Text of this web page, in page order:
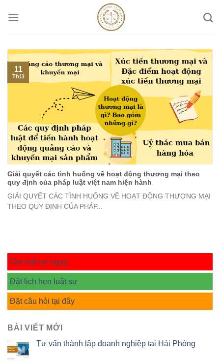
Giải quyết các tình huống về hoạt động thương mại theo
quy định của pháp luật việt nam hiện hành
GIẢI QUYẾT CÁC TÌNH HUỐNG VỀ HOẠT ĐỘNG THƯƠNG MẠI
THEO QUY ĐỊNH CỦA PHÁP...
11
Th11
Gọi luật sư ngay
Đặt lịch hẹn luật sư
Đặt câu hỏi tại đây
BÀI VIẾT MỚI
Tư vấn thành lập doanh nghiệp tại Hải Phòng